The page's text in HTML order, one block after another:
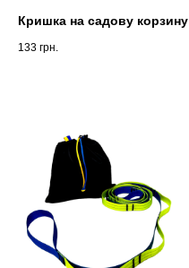
Кришка на садову корзину
133 грн.